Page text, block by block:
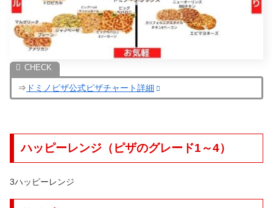
⇒ ドミノピザ公式ピザチャート詳細
ハッピーレンジ（ピザのグレード1～4）
3ハッピーレンジ